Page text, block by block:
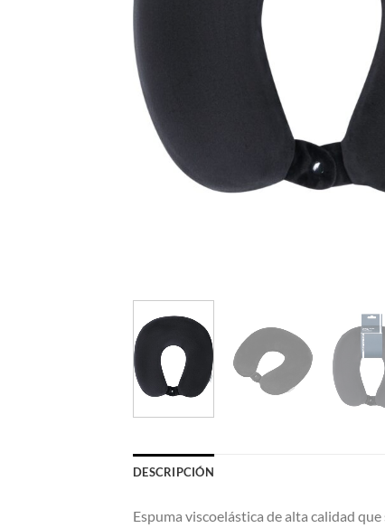
DESCRIPCIÓN
Espuma viscoelástica de alta calidad